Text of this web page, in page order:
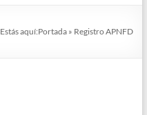
Estás aquí:Portada » Registro APNFD